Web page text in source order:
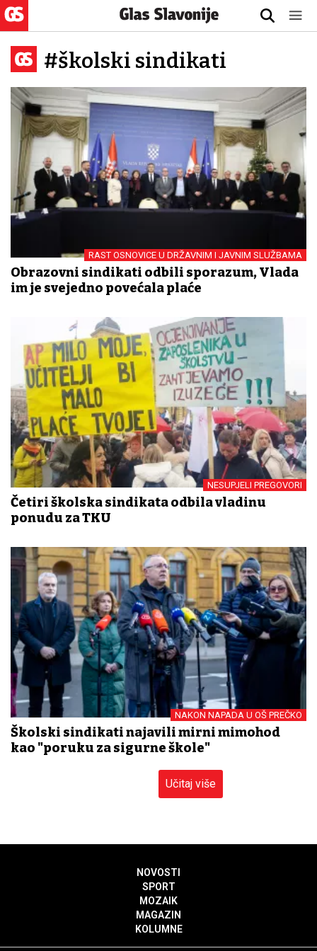
#školski sindikati
RAST OSNOVICE U DRŽAVNIM I JAVNIM SLUŽBAMA
Obrazovni sindikati odbili sporazum, Vlada
im je svejedno povećala plaće
NESUPJELI PREGOVORI
Četiri školska sindikata odbila vladinu
ponudu za TKU
NAKON NAPADA U OŠ PREČKO
Školski sindikati najavili mirni mimohod
kao "poruku za sigurne škole"
Učitaj više
NOVOSTI
SPORT
MOZAIK
MAGAZIN
KOLUMNE